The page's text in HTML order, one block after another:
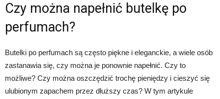
Czy można napełnić butelkę po
perfumach?
Butelki po perfumach są często piękne i eleganckie, a wiele osób
zastanawia się, czy można je ponownie napełnić. Czy to
możliwe? Czy można oszczędzić trochę pieniędzy i cieszyć się
ulubionym zapachem przez dłuższy czas? W tym artykule